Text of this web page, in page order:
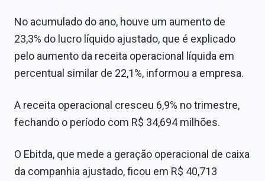
Conteúdo de Marca
Sobre
Expediente
No acumulado do ano, houve um aumento de
23,3% do lucro líquido ajustado, que é explicado
pelo aumento da receita operacional líquida em
percentual similar de 22,1%, informou a empresa.
A receita operacional cresceu 6,9% no trimestre,
fechando o período com R$ 34,694 milhões.
O Ebitda, que mede a geração operacional de caixa
da companhia ajustado, ficou em R$ 40,713